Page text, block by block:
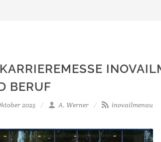
BERUF
2025 A. Werner inovailmenau